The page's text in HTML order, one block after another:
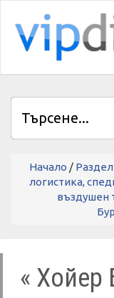
Начало /
логистика,
въздушен
« Хойер